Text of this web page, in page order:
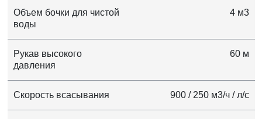
Объем бочки для чистой
воды
4 м3
Рукав высокого
давления
60 м
Скорость всасывания 900 / 250 м3/ч / л/с